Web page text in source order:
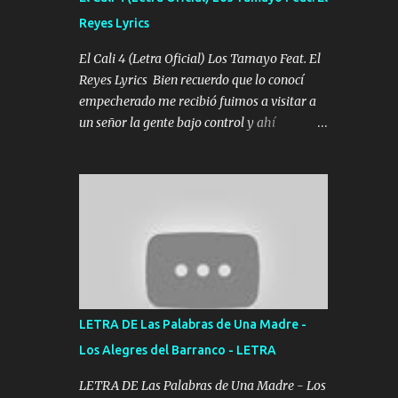
agarrar el vuelo y la mente y tranquilizando
Tomense un buen trago Y así es como
empezamos los versos que voy cantando
(Music) A vido alta y bajas La carreta se
atora Pero nunca le aflojamos Ya me han
pasado cosas Y aunque ustedes no sepan
es...
Reyes Lyrics
El Cali 4 (Letra Oficial) Los Tamayo Feat. El
Reyes Lyrics Bien recuerdo que lo conocí
empecherado me recibió fuimos a visitar a
un señor la gente bajo control y ahí
reglas no secuestr0 no r0bar De La C giró la
orden nos comanda el doble P bien firmes
con Alto PRIETO y la camisa es color Verde y
peleam0s la Bandera por todita a la ciudad
con los drones patrullando la Frontera De
blancas ya hace falta mi APA FLACO verde
se le extraña pa que sepan Aquí Pura GENTE
LETRA DE Las Palabras de Una Madre -
Los Alegres del Barranco - LETRA
LETRA DE Las Palabras de Una Madre - Los